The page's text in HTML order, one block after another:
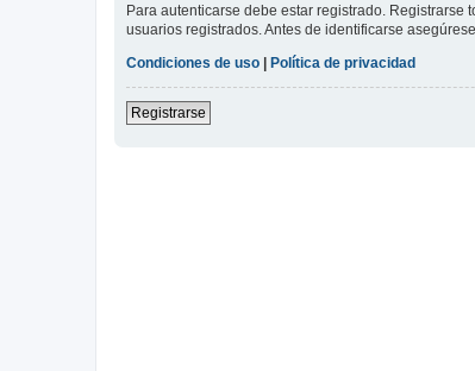
Para autenticarse debe estar registrado.
usuarios registrados. Antes de identificarse
Condiciones de uso | Política de privacidad
Registrarse